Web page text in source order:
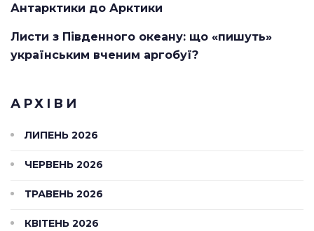
Антарктики до Арктики
Листи з Південного океану: що «пишуть»
українським вченим аргобуї?
АРХІВИ
ЛИПЕНЬ 2026
ЧЕРВЕНЬ 2026
ТРАВЕНЬ 2026
КВІТЕНЬ 2026